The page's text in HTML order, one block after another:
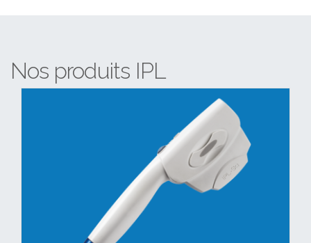
Nos produits IPL